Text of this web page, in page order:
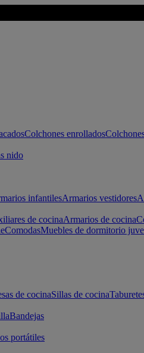
Colchones enrollados
nido
infantilesArmarios vestidores
de cocinaArmarios de cocina
ComodasMuebles de dormitorio
de cocinaSillas de cocina
Bandejas
portátiles